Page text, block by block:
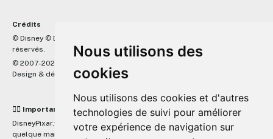
Nous utilisons des
cookies
Nous utilisons des cookies et d'autres
technologies de suivi pour améliorer
votre expérience de navigation sur
Crédits
© Disney © Disney/Pixar © &
réservés.
© 2007-2026 DisneyPixar.fr
Design & développement : MonsieurPaul
☝🏼 Important
DisneyPixar.fr est un site indépendant et n'est en aucun cas lié de
quelque manière que ce soit avec The Walt Disney Company, Pixar,